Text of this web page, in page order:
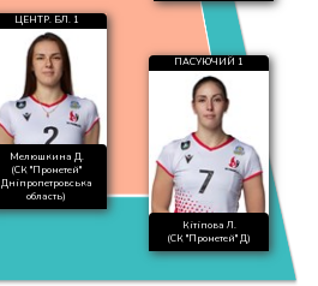
ЦЕНТР. БЛ. 1
Мелюшкина Д.
(СК "Прометей"
Дніпропетровська
область)
ПАСУЮЧИЙ 1
Кітіпова Л.
(СК "Прометей" Д)